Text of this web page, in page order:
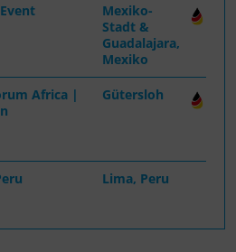
Mexiko-
Stadt &
Guadalajara,
Mexiko
Africa |
Gütersloh
Lima, Peru